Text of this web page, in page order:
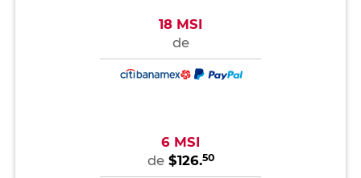
18 MSI
de
6 MSI
de $126.50